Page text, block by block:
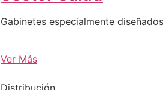
Gabinetes especialmente
Ver Más
Distribución